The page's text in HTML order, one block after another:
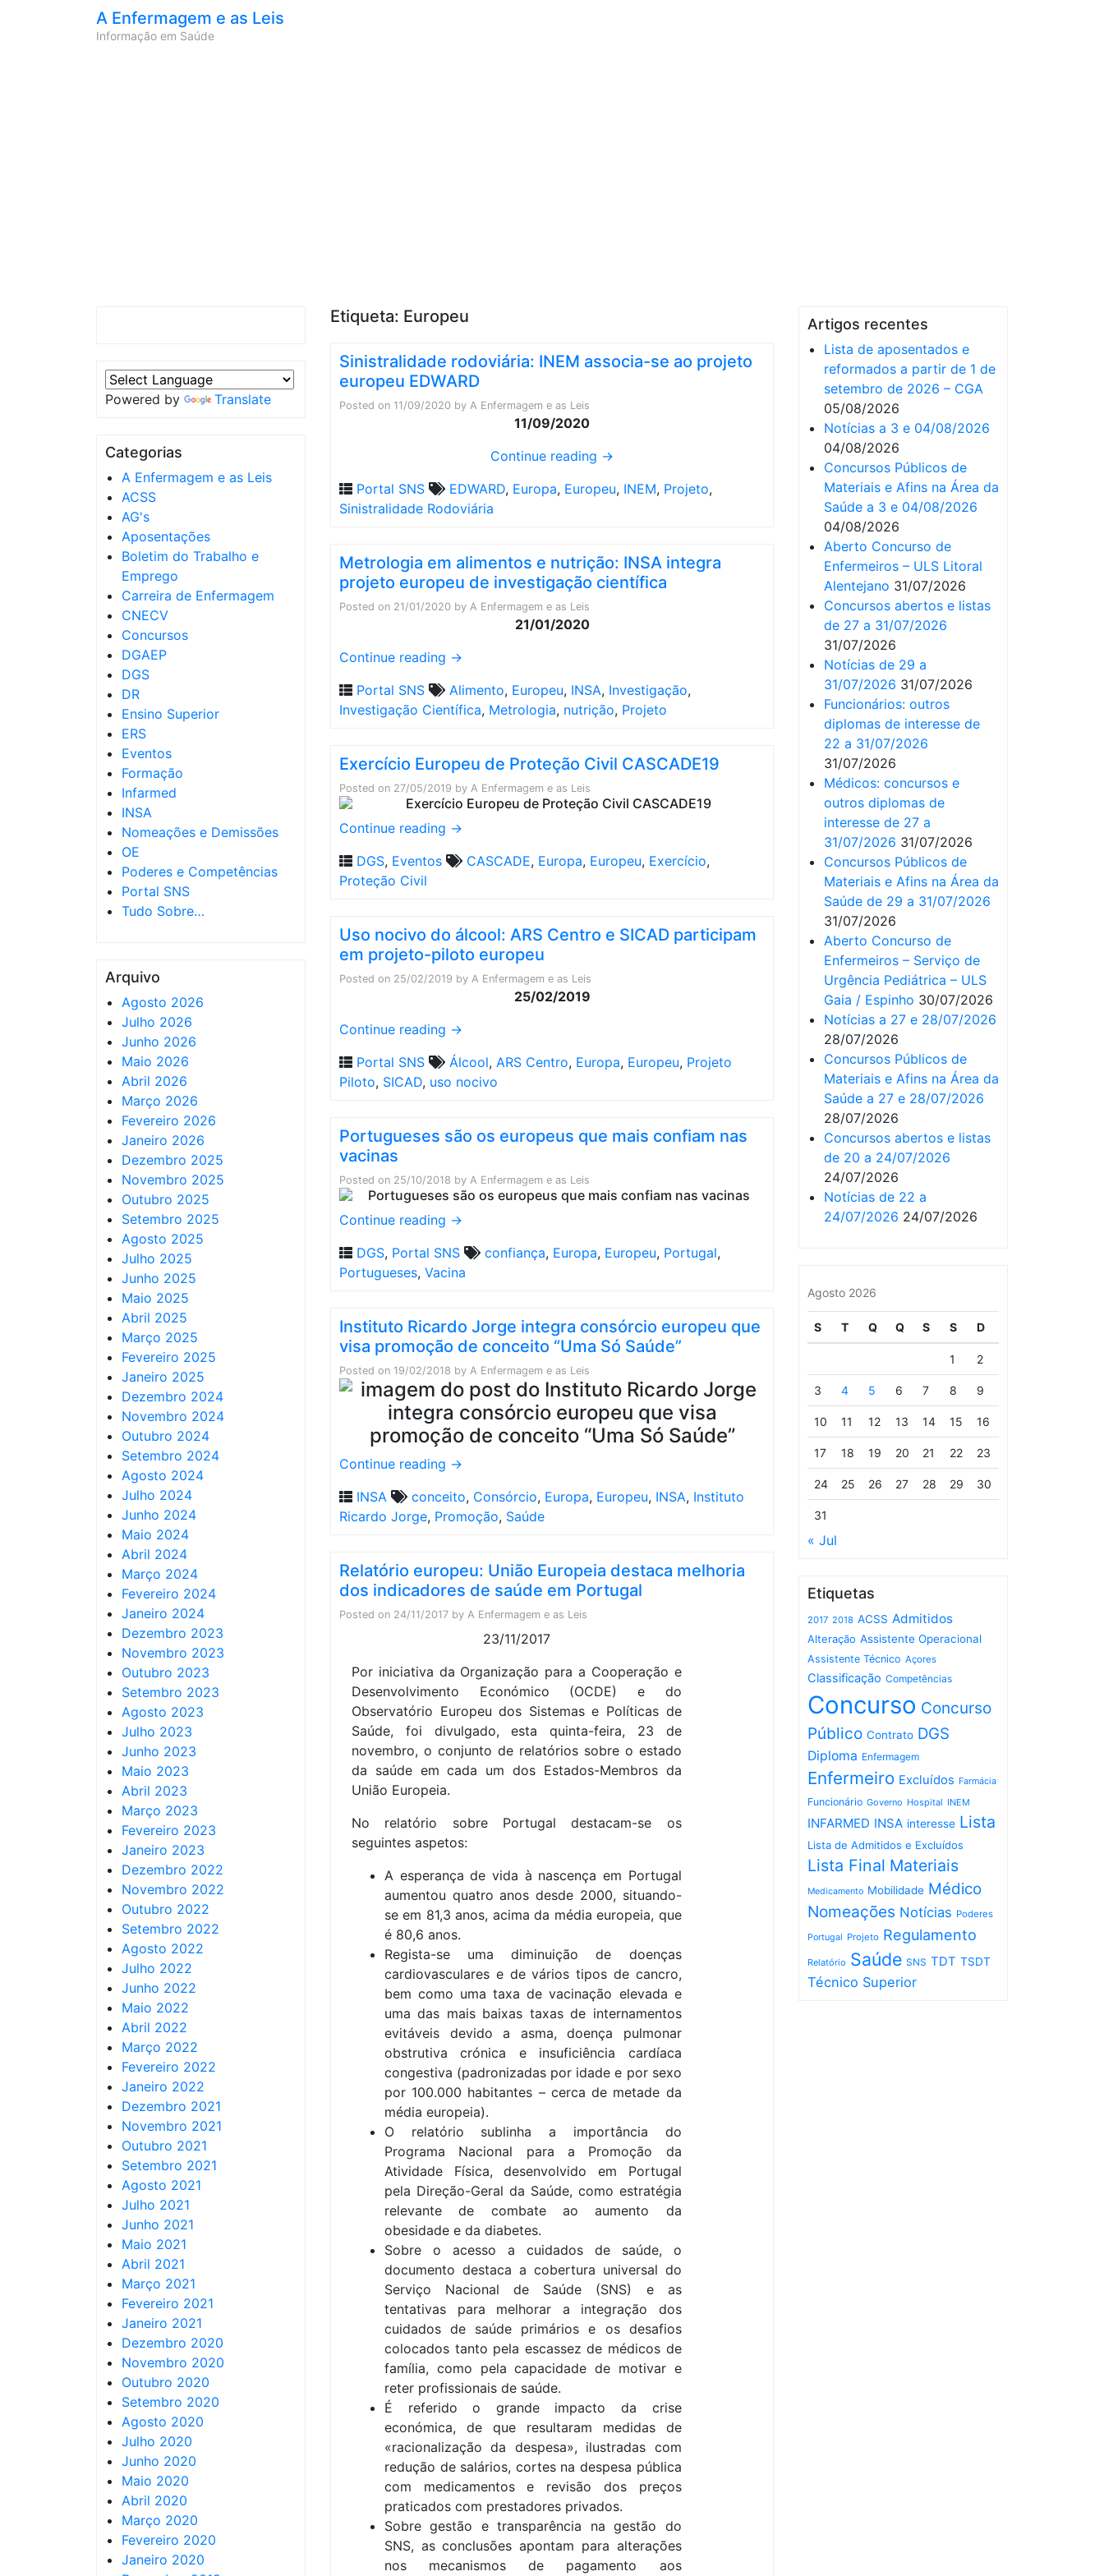
A Enfermagem e as Leis
Informação em Saúde
Powered by Translate
Categorias
A Enfermagem e as Leis
ACSS
AG's
Aposentações
Boletim do Trabalho e
Emprego
Carreira de Enfermagem
CNECV
Concursos
DGAEP
DGS
DR
Ensino Superior
ERS
Eventos
Formação
Infarmed
INSA
Nomeações e Demissões
OE
Poderes e Competências
Portal SNS
Tudo Sobre…
Arquivo
Agosto 2026
Julho 2026
Junho 2026
Maio 2026
Abril 2026
Março 2026
Fevereiro 2026
Janeiro 2026
Dezembro 2025
Novembro 2025
Outubro 2025
Setembro 2025
Agosto 2025
Julho 2025
Junho 2025
Maio 2025
Abril 2025
Março 2025
Fevereiro 2025
Janeiro 2025
Dezembro 2024
Novembro 2024
Outubro 2024
Setembro 2024
Agosto 2024
Julho 2024
Junho 2024
Maio 2024
Abril 2024
Março 2024
Fevereiro 2024
Janeiro 2024
Dezembro 2023
Novembro 2023
Outubro 2023
Setembro 2023
Agosto 2023
Julho 2023
Junho 2023
Maio 2023
Abril 2023
Março 2023
Fevereiro 2023
Janeiro 2023
Dezembro 2022
Novembro 2022
Outubro 2022
Setembro 2022
Agosto 2022
Julho 2022
Junho 2022
Maio 2022
Abril 2022
Março 2022
Fevereiro 2022
Janeiro 2022
Dezembro 2021
Novembro 2021
Outubro 2021
Setembro 2021
Agosto 2021
Julho 2021
Junho 2021
Maio 2021
Abril 2021
Março 2021
Fevereiro 2021
Janeiro 2021
Dezembro 2020
Novembro 2020
Outubro 2020
Setembro 2020
Agosto 2020
Julho 2020
Junho 2020
Maio 2020
Abril 2020
Março 2020
Fevereiro 2020
Janeiro 2020
Etiqueta: Europeu
Sinistralidade rodoviária: INEM associa-se ao projeto
europeu EDWARD
Posted on 11/09/2020 by A Enfermagem e as Leis
11/09/2020
Continue reading →
Portal SNS
EDWARD, Europa, Europeu, INEM, Projeto,
Sinistralidade Rodoviária
Metrologia em alimentos e nutrição: INSA integra
projeto europeu de investigação científica
Posted on 21/01/2020 by A Enfermagem e as Leis
21/01/2020
Continue reading →
Portal SNS
Alimento, Europeu, INSA, Investigação,
Investigação Científica, Metrologia, nutrição, Projeto
Exercício Europeu de Proteção Civil CASCADE19
Posted on 27/05/2019 by A Enfermagem e as Leis
Continue reading →
DGS, Eventos CASCADE, Europa, Europeu, Exercício,
Proteção Civil
Uso nocivo do álcool: ARS Centro e SICAD participam
em projeto-piloto europeu
Posted on 25/02/2019 by A Enfermagem e as Leis
25/02/2019
Continue reading →
Portal SNS
Álcool, ARS Centro, Europa, Europeu, Projeto
Piloto, SICAD, uso nocivo
Portugueses são os europeus que mais confiam nas
vacinas
Posted on 25/10/2018 by A Enfermagem e as Leis
Continue reading →
DGS, Portal SNS confiança, Europa, Europeu, Portugal,
Portugueses, Vacina
Instituto Ricardo Jorge integra consórcio europeu que
visa promoção de conceito “Uma Só Saúde”
Posted on 19/02/2018 by A Enfermagem e as Leis
Continue reading →
INSA
conceito, Consórcio, Europa, Europeu, INSA, Instituto
Ricardo Jorge, Promoção, Saúde
Relatório europeu: União Europeia destaca melhoria
dos indicadores de saúde em Portugal
Posted on 24/11/2017 by A Enfermagem e as Leis
23/11/2017
Por iniciativa da Organização para a Cooperação e
Desenvolvimento Económico (OCDE) e do
Observatório Europeu dos Sistemas e Políticas de
Saúde, foi divulgado, esta quinta-feira, 23 de
novembro, o conjunto de relatórios sobre o estado
da saúde em cada um dos Estados-Membros da
União Europeia.
No relatório sobre Portugal destacam-se os
seguintes aspetos:
A esperança de vida à nascença em Portugal
aumentou quatro anos desde 2000, situando-
se em 81,3 anos, acima da média europeia, que
é 80,6 anos.
Regista-se uma diminuição de doenças
cardiovasculares e de vários tipos de cancro,
bem como uma taxa de vacinação elevada e
uma das mais baixas taxas de internamentos
evitáveis devido a asma, doença pulmonar
obstrutiva crónica e insuficiência cardíaca
congestiva (padronizadas por idade e por sexo
por 100.000 habitantes – cerca de metade da
média europeia).
O relatório sublinha a importância do
Programa Nacional para a Promoção da
Atividade Física, desenvolvido em Portugal
pela Direção-Geral da Saúde, como estratégia
relevante de combate ao aumento da
obesidade e da diabetes.
Sobre o acesso a cuidados de saúde, o
documento destaca a cobertura universal do
Serviço Nacional de Saúde (SNS) e as
tentativas para melhorar a integração dos
cuidados de saúde primários e os desafios
colocados tanto pela escassez de médicos de
família, como pela capacidade de motivar e
reter profissionais de saúde.
É referido o grande impacto da crise
económica, de que resultaram medidas de
«racionalização da despesa», ilustradas com
redução de salários, cortes na despesa pública
com medicamentos e revisão dos preços
praticados com prestadores privados.
Sobre gestão e transparência na gestão do
SNS, as conclusões apontam para alterações
nos mecanismos de pagamento aos
Artigos recentes
Lista de aposentados e
reformados a partir de 1 de
setembro de 2026 – CGA
05/08/2026
Notícias a 3 e 04/08/2026
04/08/2026
Concursos Públicos de
Materiais e Afins na Área da
Saúde a 3 e 04/08/2026
04/08/2026
Aberto Concurso de
Enfermeiros – ULS Litoral
Alentejano 31/07/2026
Concursos abertos e listas
de 27 a 31/07/2026
31/07/2026
Notícias de 29 a
31/07/2026 31/07/2026
Funcionários: outros
diplomas de interesse de
22 a 31/07/2026
31/07/2026
Médicos: concursos e
outros diplomas de
interesse de 27 a
31/07/2026 31/07/2026
Concursos Públicos de
Materiais e Afins na Área da
Saúde de 29 a 31/07/2026
31/07/2026
Aberto Concurso de
Enfermeiros – Serviço de
Urgência Pediátrica – ULS
Gaia / Espinho 30/07/2026
Notícias a 27 e 28/07/2026
28/07/2026
Concursos Públicos de
Materiais e Afins na Área da
Saúde a 27 e 28/07/2026
28/07/2026
Concursos abertos e listas
de 20 a 24/07/2026
24/07/2026
Notícias de 22 a
24/07/2026 24/07/2026
Agosto 2026
S T Q Q S S D
1 2
3 4 5 6 7 8 9
10 11 12 13 14 15 16
17 18 19 20 21 22 23
24 25 26 27 28 29 30
31
« Jul
Etiquetas
2017 2018 ACSS Admitidos
Alteração Assistente Operacional
Assistente Técnico Açores
Classificação Competências
Concurso Concurso
Público Contrato DGS
Diploma Enfermagem
Enfermeiro Excluídos Farmácia
Funcionário Governo Hospital INEM
INFARMED INSA interesse Lista
Lista de Admitidos e Excluídos
Lista Final Materiais
Medicamento Mobilidade Médico
Nomeações Notícias Poderes
Portugal Projeto Regulamento
Relatório Saúde SNS TDT TSDT
Técnico Superior